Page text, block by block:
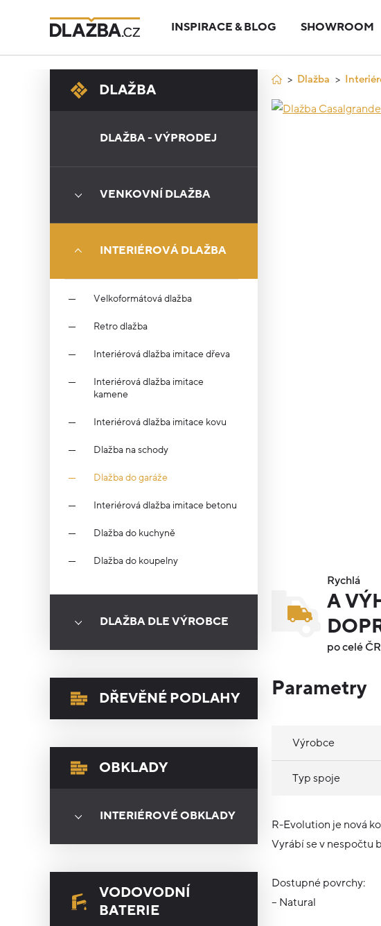
INSPIRACE & BLOG SHOWROOM
DLAŽBA
DLAŽBA - VÝPRODEJ
VENKOVNÍ DLAŽBA
INTERIÉROVÁ DLAŽBA
Velkoformátová dlažba
Retro dlažba
Interiérová dlažba imitace dřeva
Interiérová dlažba imitace
kamene
Interiérová dlažba imitace kovu
Dlažba na schody
Dlažba do garáže
Interiérová dlažba imitace betonu
Dlažba do kuchyně
Dlažba do koupelny
DLAŽBA DLE VÝROBCE
DŘEVĚNÉ PODLAHY
OBKLADY
INTERIÉROVÉ OBKLADY
VODOVODNÍ
BATERIE
Dlažba
Rychlá
A
po celé ČR
Parametry
Výrobce
Typ spoje
R-Evolution je nová
Vyrábí se v nespočtu
Dostupné povrchy:
– Natural